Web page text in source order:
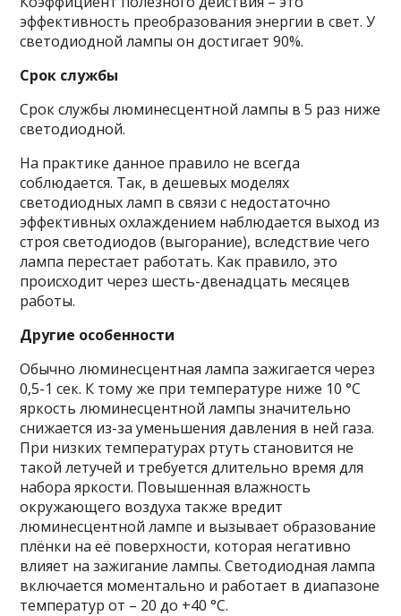
эффективность преобразования энергии в свет. У
светодиодной лампы он достигает 90%.
Срок службы
Срок службы люминесцентной лампы в 5 раз ниже
светодиодной.
На практике данное правило не всегда
соблюдается. Так, в дешевых моделях
светодиодных ламп в связи с недостаточно
эффективных охлаждением наблюдается выход из
строя светодиодов (выгорание), вследствие чего
лампа перестает работать. Как правило, это
происходит через шесть-двенадцать месяцев
работы.
Другие особенности
Обычно люминесцентная лампа зажигается через
0,5-1 сек. К тому же при температуре ниже 10 °C
яркость люминесцентной лампы значительно
снижается из-за уменьшения давления в ней газа.
При низких температурах ртуть становится не
такой летучей и требуется длительно время для
набора яркости. Повышенная влажность
окружающего воздуха также вредит
люминесцентной лампе и вызывает образование
плёнки на её поверхности, которая негативно
влияет на зажигание лампы. Светодиодная лампа
включается моментально и работает в диапазоне
температур от – 20 до +40 °C.